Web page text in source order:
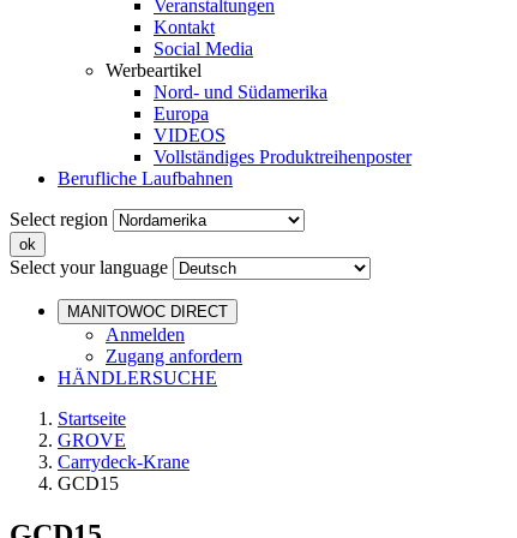
Veranstaltungen
Kontakt
Social Media
Werbeartikel
Nord- und Südamerika
Europa
VIDEOS
Vollständiges Produktreihenposter
Berufliche Laufbahnen
Select region
Select your language
MANITOWOC DIRECT
Anmelden
Zugang anfordern
HÄNDLERSUCHE
Startseite
GROVE
Carrydeck-Krane
GCD15